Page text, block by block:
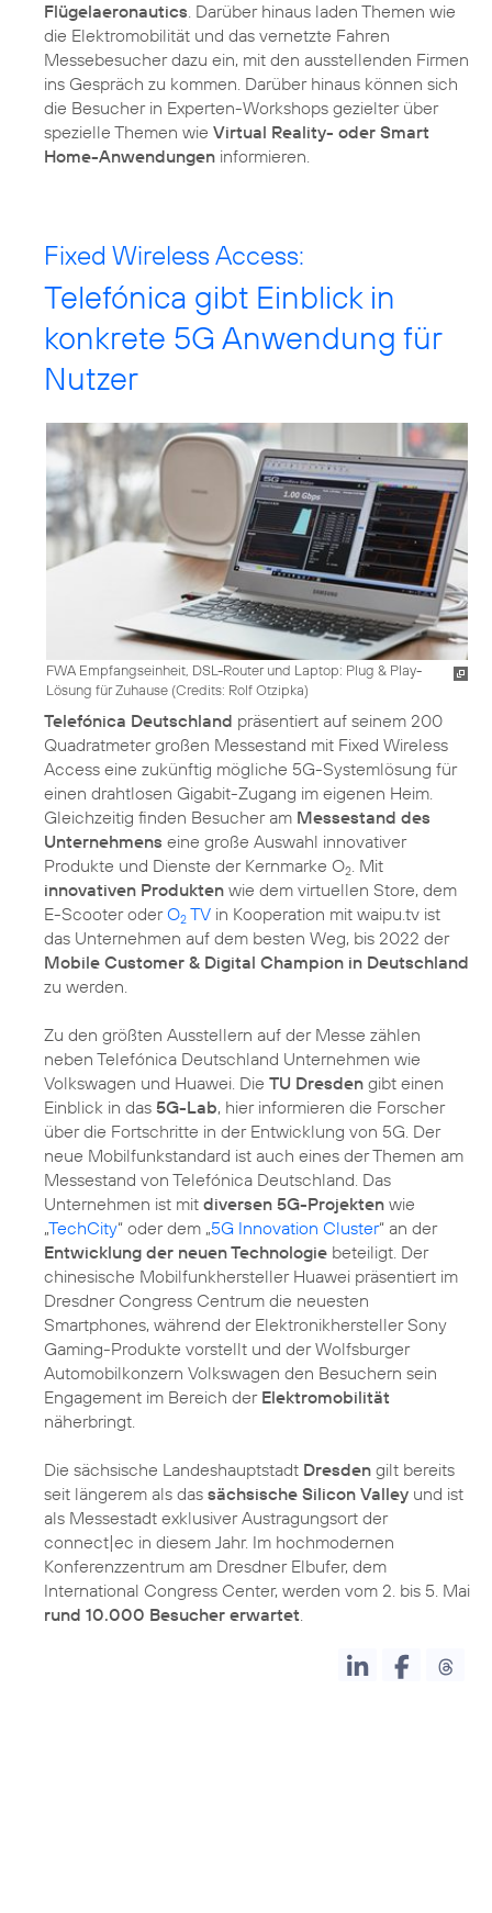
Flügelaeronautics . Darüber hinaus laden Themen wie
die Elektromobilität und das vernetzte Fahren
Messebesucher dazu ein, mit den ausstellenden Firmen
ins Gespräch zu kommen. Darüber hinaus können sich
die Besucher in Experten-Workshops gezielter über
spezielle Themen wie Virtual Reality- oder Smart
Home-Anwendungen informieren.
Fixed Wireless Access:
Telefónica gibt Einblick in
konkrete 5G Anwendung für
Nutzer
FWA Empfangseinheit, DSL-Router und Laptop: Plug & Play-
Lösung für Zuhause (Credits: Rolf Otzipka)
Telefónica Deutschland präsentiert auf seinem 200
Quadratmeter großen Messestand mit Fixed Wireless
Access eine zukünftig mögliche 5G-Systemlösung für
einen drahtlosen Gigabit-Zugang im eigenen Heim.
Gleichzeitig finden Besucher am Messestand des
Unternehmens eine große Auswahl innovativer
Produkte und Dienste der Kernmarke O2. Mit
innovativen Produkten wie dem virtuellen Store, dem
E-Scooter oderO2 TV in Kooperation mit waipu.tv ist
das Unternehmen auf dem besten Weg, bis 2022 der
Mobile Customer & Digital Champion in Deutschland
zu werden.
Zu den größten Ausstellern auf der Messe zählen
neben Telefónica Deutschland Unternehmen wie
Volkswagen und Huawei. Die TU Dresden gibt einen
Einblick in das 5G-Lab, hier informieren die Forscher
über die Fortschritte in der Entwicklung von 5G. Der
neue Mobilfunkstandard ist auch eines der Themen am
Messestand von Telefónica Deutschland. Das
Unternehmen ist mit diversen 5G-Projekten wie
„TechCity“ oder dem „5G Innovation Cluster“ an der
Entwicklung der neuen Technologie beteiligt. Der
chinesische Mobilfunkhersteller Huawei präsentiert im
Dresdner Congress Centrum die neuesten
Smartphones, während der Elektronikhersteller Sony
Gaming-Produkte vorstellt und der Wolfsburger
Automobilkonzern Volkswagen den Besuchern sein
Engagement im Bereich der Elektromobilität
näherbringt.
Die sächsische Landeshauptstadt Dresden gilt bereits
seit längerem als das sächsische Silicon Valley und ist
als Messestadt exklusiver Austragungsort der
connect|ec in diesem Jahr. Im hochmodernen
Konferenzzentrum am Dresdner Elbufer, dem
International Congress Center, werden vom 2. bis 5. Mai
rund 10.000 Besucher erwartet.